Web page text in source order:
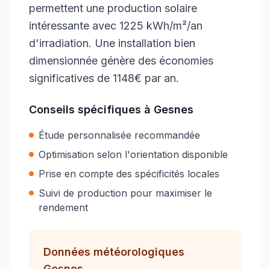
permettent une production solaire
intéressante avec 1225 kWh/m²/an
d'irradiation. Une installation bien
dimensionnée génère des économies
significatives de 1148€ par an.
Conseils spécifiques à Gesnes
Étude personnalisée recommandée
Optimisation selon l'orientation disponible
Prise en compte des spécificités locales
Suivi de production pour maximiser le
rendement
Données météorologiques